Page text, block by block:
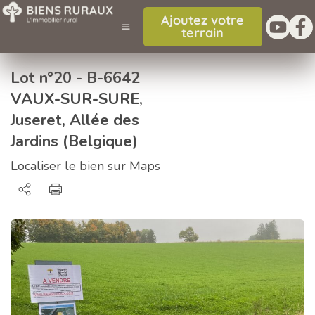
Ajoutez votre
terrain
Lot n°20 - B-6642
VAUX-SUR-SURE,
Juseret, Allée des
Jardins (Belgique)
Localiser le bien sur Maps